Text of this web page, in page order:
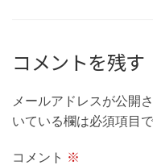
コメントを残す
メールアドレスが公開
いている欄は必須項目
コメント ※